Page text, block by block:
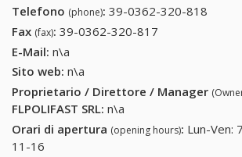
Telefono (phone): 39-0362-320-818
Fax (fax): 39-0362-320-817
E-Mail: n\a
Sito web: n\a
Proprietario / Direttore / Manager
FLPOLIFAST SRL: n\a
Orari di apertura (opening hours): Lun-Ven:
11-16